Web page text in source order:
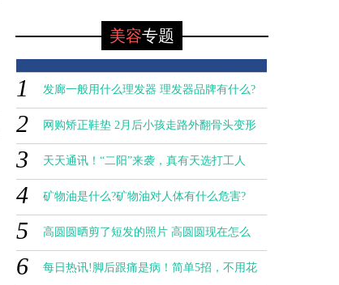
美容专题
发廊一般用什么理发器 理发器品牌有什
么?
0
1 发廊一般用什么理发器 理发器品牌有什么?
2 网购矫正鞋垫 2月后小孩走路外翻骨头变形
3 天天通讯！“二阳”来袭，真有天选打工人
吗？
4 矿物油是什么?矿物油对人体有什么危害?
5 ​高圆圆晒剪了短发的照片 高圆圆现在怎么
样？
6 每日热讯!脚后跟痛是病！简单5招，不用花